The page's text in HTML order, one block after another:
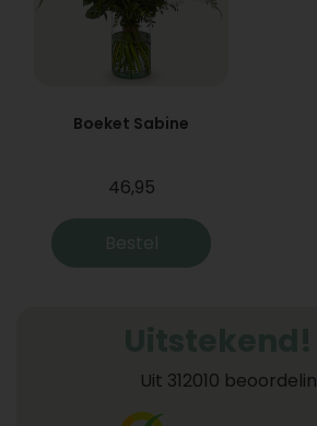
Boeket Sabine
46,95
Bestel
Uit 312010